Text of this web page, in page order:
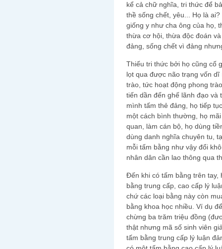
kể cả chữ nghĩa, tri thức để
thề sống chết, yêu... Họ là
giống y như cha ông của họ,
thừa cơ hội, thừa độc đoán
đảng, sống chết vì đảng
Thiếu tri thức bởi họ cũng cố
lọt qua được não trạng vốn
trào, tức hoạt động phong
tiến dần đến ghế lãnh đạo và
mình tấm thẻ đảng, họ tiếp
một cách bình thường, họ
quan, làm cán bộ, họ dùng
dùng danh nghĩa chuyên tu,
mỗi tấm bằng như vậy đổi
nhân dân cần lao thông qua
Đến khi có tấm bằng trên
bằng trung cấp, cao cấp lý
chứ các loại bằng này còn
bằng khoa học nhiều. Ví dụ
chừng ba trăm triệu đồng
thật nhưng mã số sinh viên
tấm bằng trung cấp lý luận